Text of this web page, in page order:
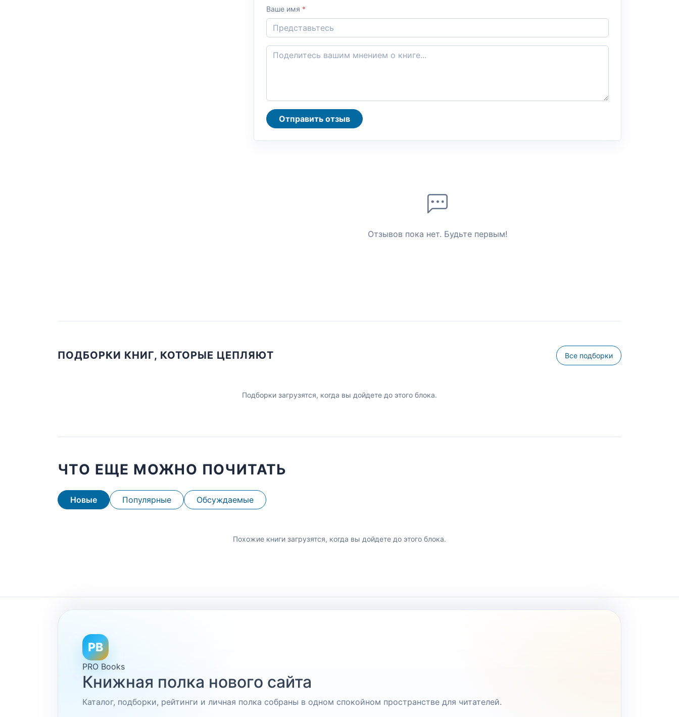
Ваше имя *
Отправить отзыв
Отзывов пока нет. Будьте первым!
ПОДБОРКИ КНИГ, КОТОРЫЕ ЦЕПЛЯЮТ Все подборки
Подборки загрузятся, когда вы дойдете до этого блока.
ЧТО ЕЩЕ МОЖНО ПОЧИТАТЬ
Новые Популярные Обсуждаемые
Похожие книги загрузятся, когда вы дойдете до этого блока.
PB
PRO Books
Книжная полка нового сайта
Каталог, подборки, рейтинги и личная полка собраны в одном спокойном пространстве для читателей.